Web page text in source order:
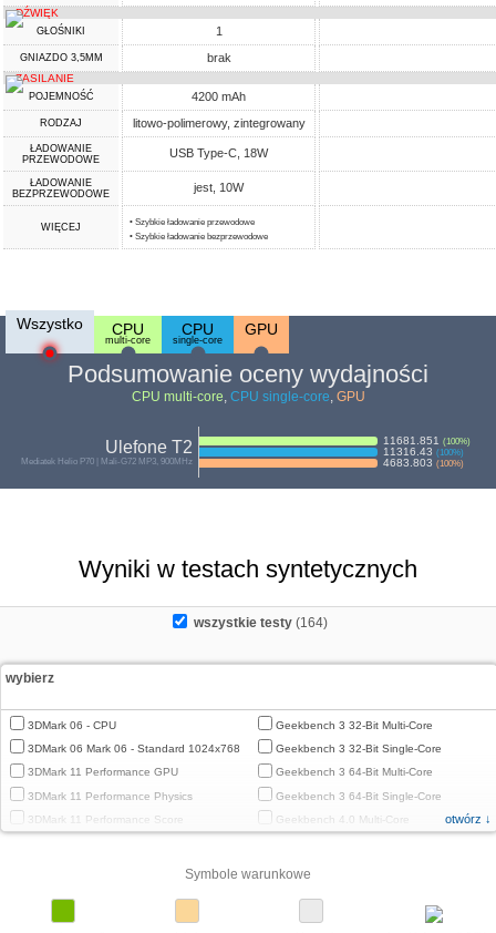
DŹWIĘK
GŁOŚNIKI 1
GNIAZDO 3,5MM brak
ZASILANIE
POJEMNOŚĆ 4200 mAh
RODZAJ litowo-polimerowy, zintegrowany
ŁADOWANIE
PRZEWODOWE
USB Type-C, 18W
ŁADOWANIE
BEZPRZEWODOWE
jest, 10W
WIĘCEJ
• Szybkie ładowanie przewodowe
• Szybkie ładowanie bezprzewodowe
Wszystko CPU
multi-core
CPU
single-core
GPU
Podsumowanie oceny wydajności
CPU multi-core, CPU single-core, GPU
Ulefone T2
Mediatek Helio P70 | Mali-G72 MP3, 900MHz
11681.851 (100%)
11316.43 (100%)
4683.803 (100%)
Wyniki w testach syntetycznych
wszystkie testy (164)
wybierz
3DMark 06 - CPU
3DMark 06 Mark 06 - Standard 1024x768
3DMark 11 Performance GPU
3DMark 11 Performance Physics
3DMark 11 Performance Score
Geekbench 3 32-Bit Multi-Core
Geekbench 3 32-Bit Single-Core
Geekbench 3 64-Bit Multi-Core
Geekbench 3 64-Bit Single-Core
Geekbench 4.0 Multi-Core
Geekbench 4.4 Multi-Core
Geekbench 5 64-Bit Multi-Core
otwórz ↓
Symbole warunkowe